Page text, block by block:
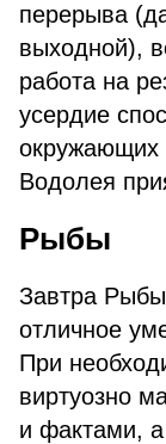
перерыва
выходной),
работа на
усердие
окружающих
Водолея
Рыбы
Завтра Рыбы
отличное
При
виртуозно
и фактами, а